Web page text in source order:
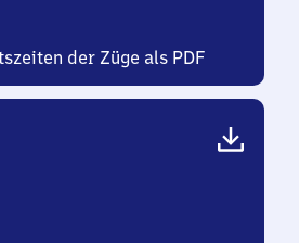
der Züge als PDF